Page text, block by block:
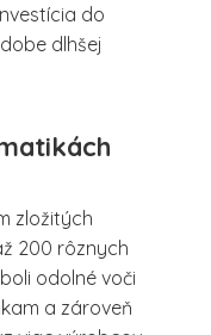
do
dlhšej
zložitých
200 rôznych
odolné voči
a zároveň